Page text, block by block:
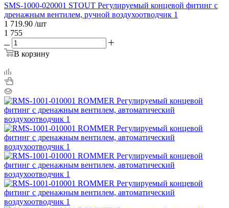
SMS-1000-020001 STOUT Регулируемый концевой фитинг с
дренажным вентилем, ручной воздухоотводчик 1
1 719.90 /шт
1 755
В корзину